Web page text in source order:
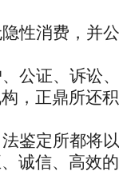
性消费，并
公证、诉讼、
，正鼎所还
鉴定所都将
诚信、 高效